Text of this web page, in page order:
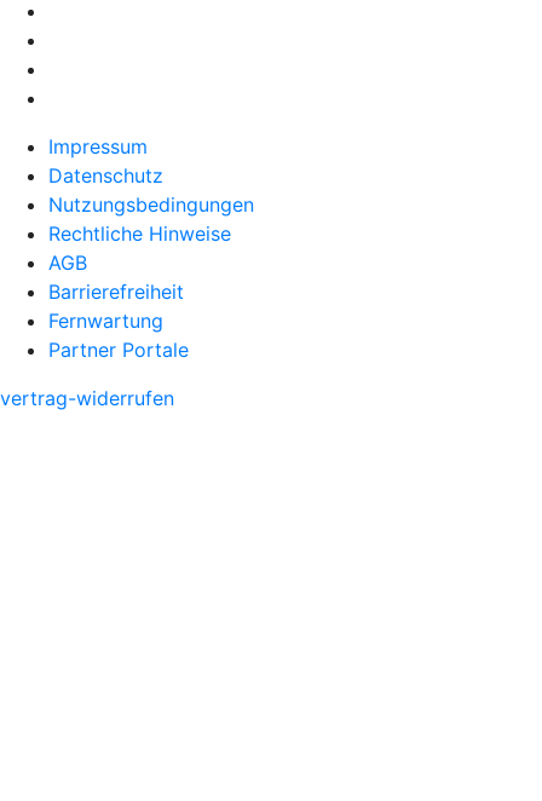
Impressum
Datenschutz
Nutzungsbedingungen
Rechtliche Hinweise
AGB
Barrierefreiheit
Fernwartung
Partner Portale
vertrag-widerrufen